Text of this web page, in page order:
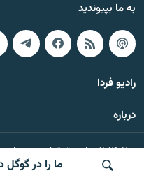
ما را در گوگل
پخش
به ما بپیوندید
رادیو فردا
درباره
© ۲۰۲۶ تمام حقوق این
محفوظ است.